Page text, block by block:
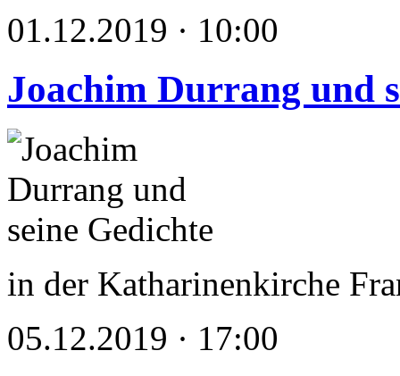
01.12.2019 · 10:00
Joachim Durrang und
in der Katharinenkirche
05.12.2019 · 17:00